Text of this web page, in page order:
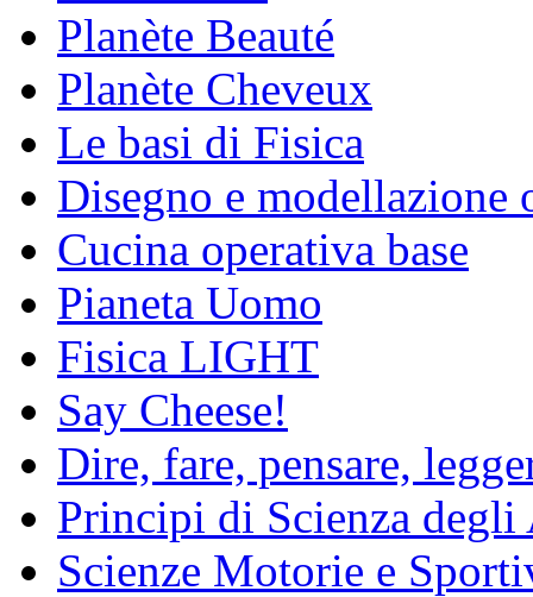
Planète Beauté
Planète Cheveux
Le basi di Fisica
Disegno e modellazione
Cucina operativa base
Pianeta Uomo
Fisica LIGHT
Say Cheese!
Dire, fare, pensare,
Principi di Scienza
Scienze Motorie e